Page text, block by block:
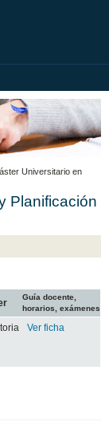
Universitario en
Planificación
Guía docente,
horarios, exámenes
Ver ficha